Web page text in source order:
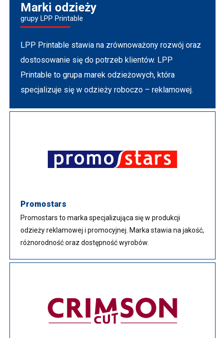
Marki odzieży
grupy LPP Printable
LPP Printable stawia na zrównoważony rozwój oraz
dostosowanie się do potrzeb klientów. LPP
Printable to grupa marek odzieżowych, która
specjalizuje się w odzieży roboczo – reklamowej.
Promostars
Promostars to marka specjalizująca się w produkcji
odzieży reklamowej i promocyjnej. Marka stawia na jakość,
różnorodność oraz dostępność wyrobów.